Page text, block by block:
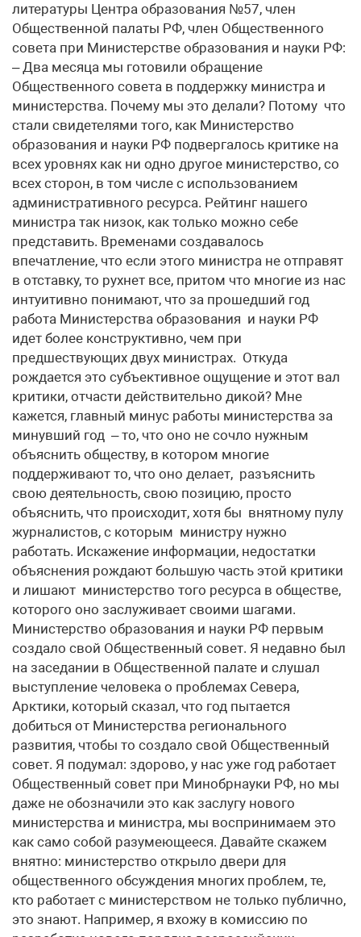
литературы Центра образования №57, член
Общественной палаты РФ, член Общественного
совета при Министерстве образования и науки РФ:
– Два месяца мы готовили обращение
Общественного совета в поддержку министра и
министерства. Почему мы это делали? Потому что
стали свидетелями того, как Министерство
образования и науки РФ подвергалось критике на
всех уровнях как ни одно другое министерство, со
всех сторон, в том числе с использованием
административного ресурса. Рейтинг нашего
министра так низок, как только можно себе
представить. Временами создавалось
впечатление, что если этого министра не отправят
в отставку, то рухнет все, притом что многие из нас
интуитивно понимают, что за прошедший год
работа Министерства образования и науки РФ
идет более конструктивно, чем при
предшествующих двух министрах. Откуда
рождается это субъективное ощущение и этот вал
критики, отчасти действительно дикой? Мне
кажется, главный минус работы министерства за
минувший год – то, что оно не сочло нужным
объяснить обществу, в котором многие
поддерживают то, что оно делает, разъяснить
свою деятельность, свою позицию, просто
объяснить, что происходит, хотя бы внятному пулу
журналистов, с которым министру нужно
работать. Искажение информации, недостатки
объяснения рождают большую часть этой критики
и лишают министерство того ресурса в обществе,
которого оно заслуживает своими шагами.
Министерство образования и науки РФ первым
создало свой Общественный совет. Я недавно был
на заседании в Общественной палате и слушал
выступление человека о проблемах Севера,
Арктики, который сказал, что год пытается
добиться от Министерства регионального
развития, чтобы то создало свой Общественный
совет. Я подумал: здорово, у нас уже год работает
Общественный совет при Минобрнауки РФ, но мы
даже не обозначили это как заслугу нового
министерства и министра, мы воспринимаем это
как само собой разумеющееся. Давайте скажем
внятно: министерство открыло двери для
общественного обсуждения многих проблем, те,
кто работает с министерством не только публично,
это знают. Например, я вхожу в комиссию по